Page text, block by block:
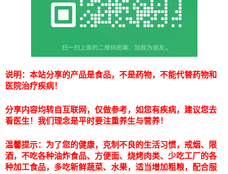
说明：本站分享的产品是食品，不是药物，不能代替药物和
医院治疗疾病！
分享内容均转自互联网，仅做参考，如您有疾病，建议您去
看医生！我们理念是平时要注重养生与营养！
温馨提示：为了您的健康，克制不良的生活习惯，戒烟、限
酒，不吃各种油炸食品、方便面、烧烤肉类、少吃工厂的各
种加工食品，多吃新鲜蔬菜、水果，适当增加粗粮，配合服